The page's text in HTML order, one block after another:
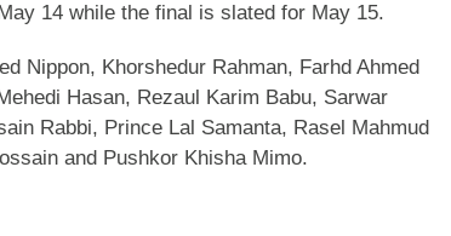
14 while the final is slated for May 15.
Nippon, Khorshedur Rahman, Farhd Ahmed
Hasan, Rezaul Karim Babu, Sarwar
Rabbi, Prince Lal Samanta, Rasel Mahmud
and Pushkor Khisha Mimo.